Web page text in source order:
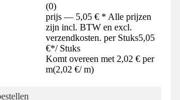
(0)
prijs — 5,05 € * Alle prijzen
zijn incl. BTW en excl.
verzendkosten. per Stuks5,05
€*/ Stuks
Komt overeen met 2,02 € per
m(2,02 €/ m)